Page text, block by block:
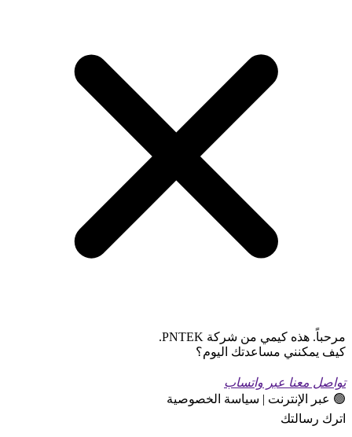
مرحباً. هذه كيمي من شركة PNTEK.
كيف يمكنني مساعدتك اليوم؟
تواصل معنا عبر واتساب
🟢 عبر الإنترنت | سياسة الخصوصية
اترك رسالتك